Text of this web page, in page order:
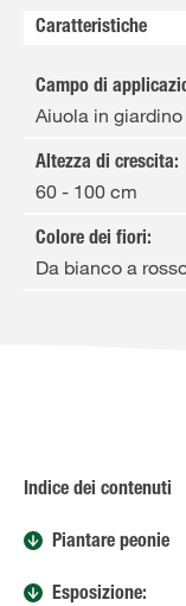
Caratteristiche
Campo di
Aiuola in giardino
Altezza di crescita:
60 - 100 cm
Colore dei fiori:
Da bianco a
Indice dei contenuti
Piantare peonie
Esposizione: